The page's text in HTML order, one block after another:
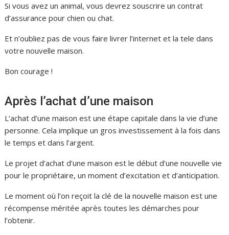
Si vous avez un animal, vous devrez souscrire un contrat
d’assurance pour chien ou chat.
Et n’oubliez pas de vous faire livrer l’internet et la tele dans
votre nouvelle maison.
Bon courage !
Après l’achat d’une maison
L’achat d’une maison est une étape capitale dans la vie d’une
personne. Cela implique un gros investissement à la fois dans
le temps et dans l’argent.
Le projet d’achat d’une maison est le début d’une nouvelle vie
pour le propriétaire, un moment d’excitation et d’anticipation.
Le moment où l’on reçoit la clé de la nouvelle maison est une
récompense méritée après toutes les démarches pour
l’obtenir.